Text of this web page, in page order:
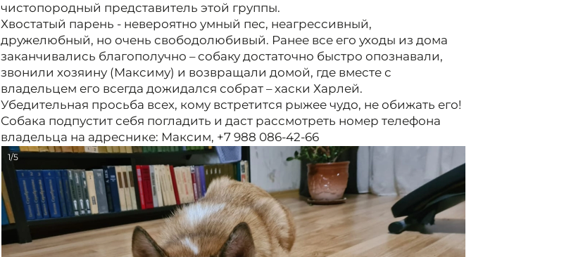
чистопородный представитель этой группы.
Хвостатый парень - невероятно умный пес, неагрессивный,
дружелюбный, но очень свободолюбивый. Ранее все его уходы из дома
заканчивались благополучно – собаку достаточно быстро опознавали,
звонили хозяину (Максиму) и возвращали домой, где вместе с
владельцем его всегда дожидался собрат – хаски Харлей.
Убедительная просьба всех, кому встретится рыжее чудо, не обижать его!
Собака подпустит себя погладить и даст рассмотреть номер телефона
владельца на адреснике: Максим, +7 988 086-42-66
1/5